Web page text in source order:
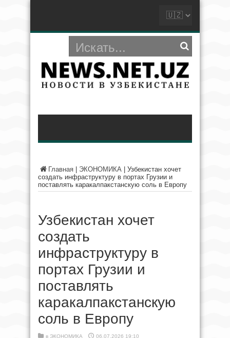
Главная ЭКОНОМИКА
Узбекистан хочет
создать инфраструктуру в портах Грузии и
поставлять каракалпакстанскую соль в Европу
Узбекистан хочет
создать
инфраструктуру в
портах Грузии и
поставлять
каракалпакстанскую
соль в Европу
в ЭКОНОМИКА 06.07.2026 19:10